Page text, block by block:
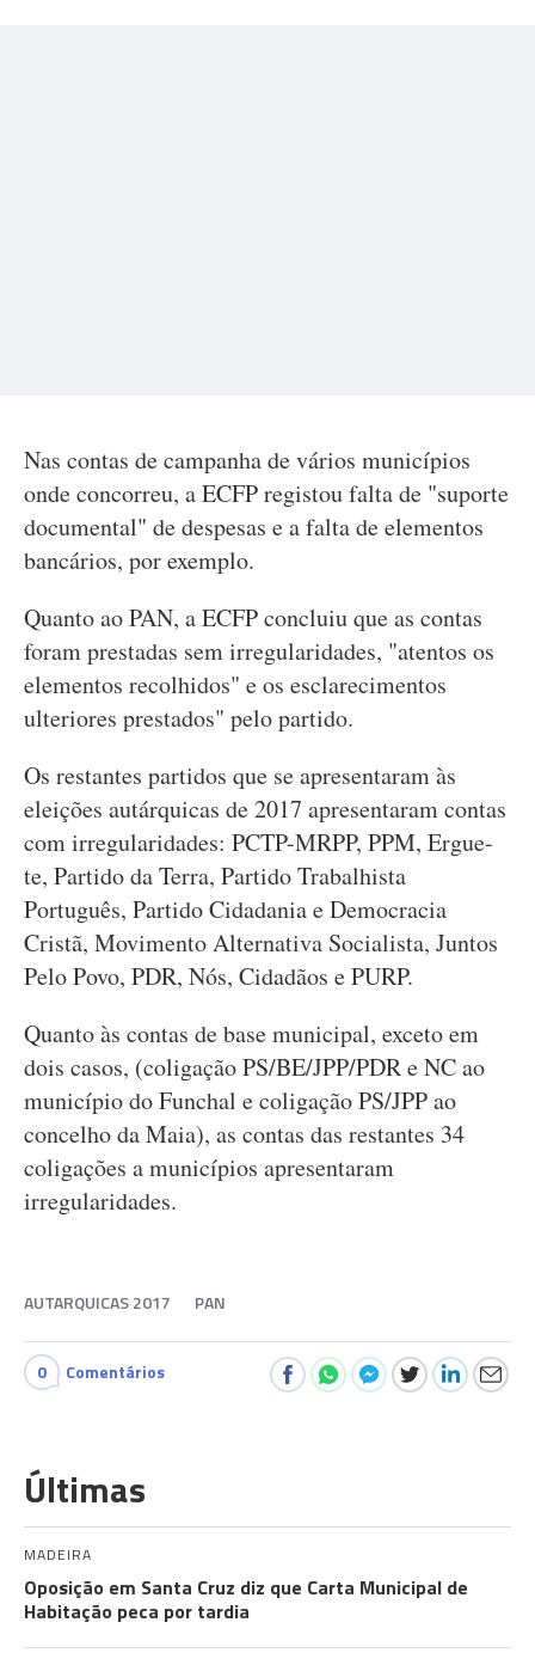
Nas contas de campanha de vários municípios
onde concorreu, a ECFP registou falta de "suporte
documental" de despesas e a falta de elementos
bancários, por exemplo.
Quanto ao PAN, a ECFP concluiu que as contas
foram prestadas sem irregularidades, "atentos os
elementos recolhidos" e os esclarecimentos
ulteriores prestados" pelo partido.
Os restantes partidos que se apresentaram às
eleições autárquicas de 2017 apresentaram contas
com irregularidades: PCTP-MRPP, PPM, Ergue-
te, Partido da Terra, Partido Trabalhista
Português, Partido Cidadania e Democracia
Cristã, Movimento Alternativa Socialista, Juntos
Pelo Povo, PDR, Nós, Cidadãos e PURP.
Quanto às contas de base municipal, exceto em
dois casos, (coligação PS/BE/JPP/PDR e NC ao
município do Funchal e coligação PS/JPP ao
concelho da Maia), as contas das restantes 34
coligações a municípios apresentaram
irregularidades.
AUTARQUICAS 2017 PAN
0 Comentários
Últimas
MADEIRA
Oposição em Santa Cruz diz que Carta Municipal de
Habitação peca por tardia